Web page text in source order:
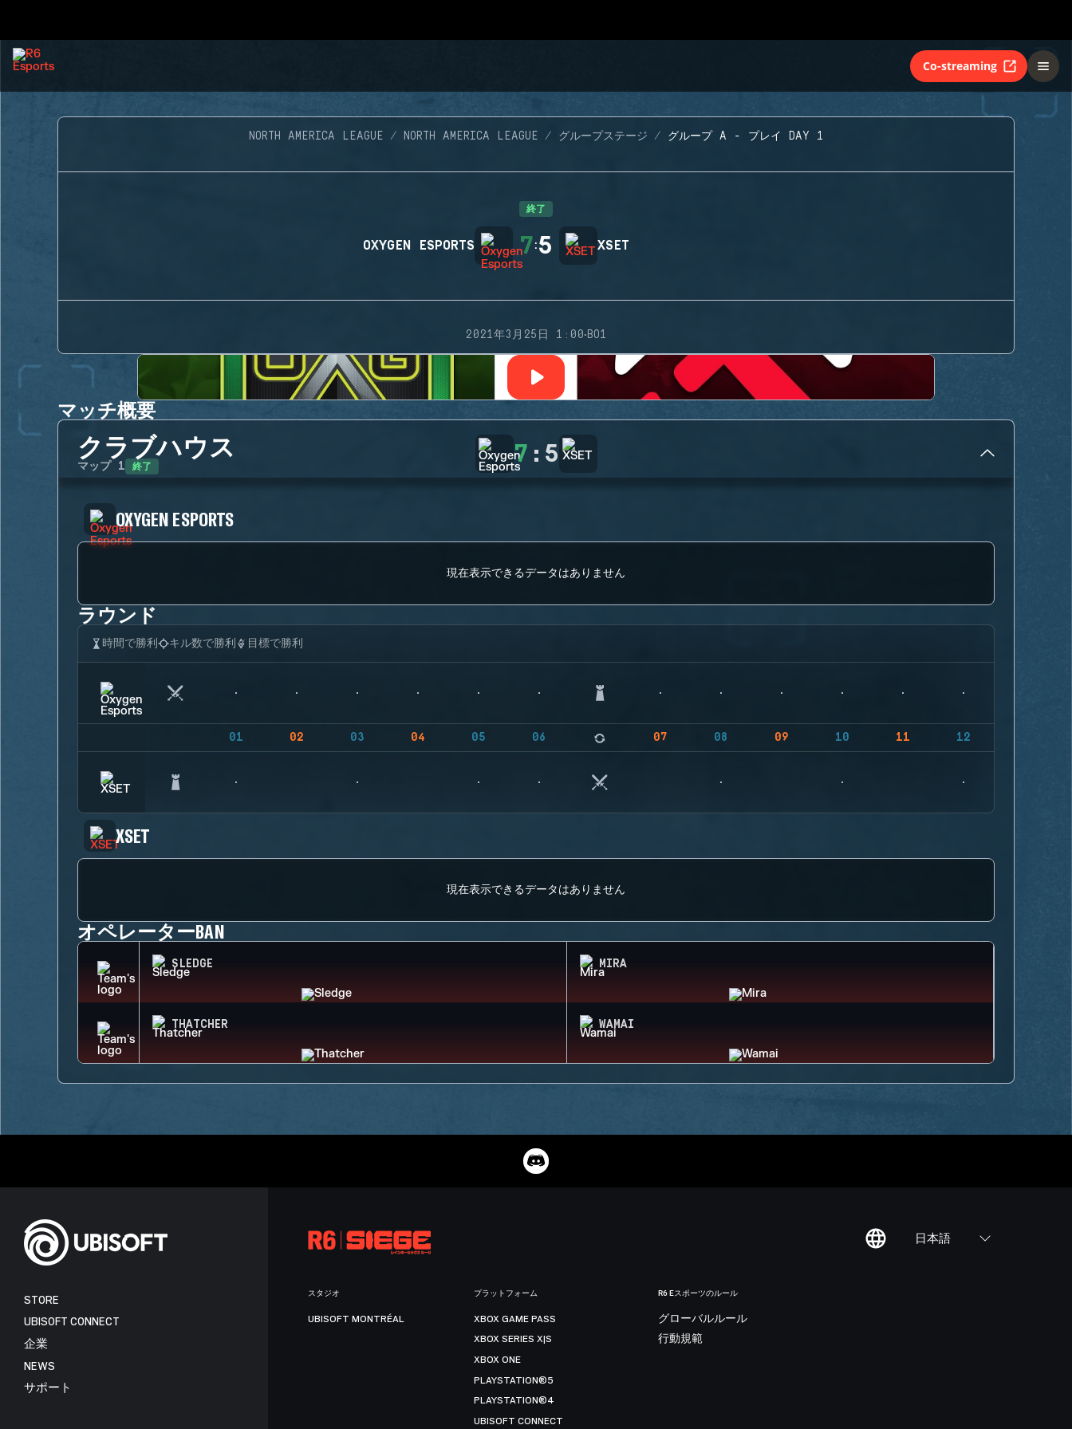
Co-streaming
NORTH AMERICA LEAGUE NORTH AMERICA LEAGUE グループステージ グループ A - プレイ DAY 1
終了
OXYGEN ESPORTS 7:5 XSET
2021年3月25日 1:00·BO1
マッチ概要
クラブハウス
マップ 1 終了 7 : 5
OXYGEN ESPORTS
現在表示できるデータはありません
ラウンド
時間で勝利 キル数で勝利 目標で勝利
01 02 03 04 05 06 07 08 09 10 11 12
XSET
現在表示できるデータはありません
オペレーターBAN
SLEDGE MIRA
THATCHER WAMAI
日本語
STORE
UBISOFT CONNECT
企業
NEWS
サポート
スタジオ
UBISOFT MONTRÉAL
プラットフォーム
XBOX GAME PASS
XBOX SERIES X|S
XBOX ONE
PLAYSTATION®5
PLAYSTATION®4
UBISOFT CONNECT
R6 Eスポーツのルール
グローバルルール
行動規範